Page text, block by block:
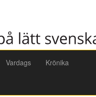
Vardags Krönika